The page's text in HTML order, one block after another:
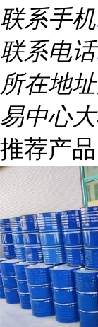
联系手机
联系电话
所在地址
易中心
推荐产品